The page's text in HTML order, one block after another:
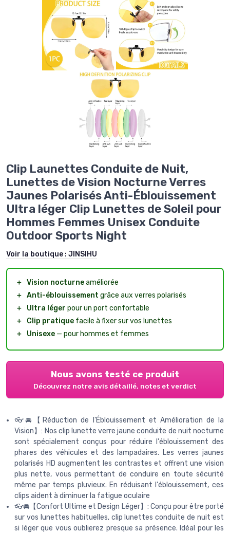
Clip Launettes Conduite de Nuit,
Lunettes de Vision Nocturne Verres
Jaunes Polarisés Anti-Éblouissement
Ultra léger Clip Lunettes de Soleil pour
Hommes Femmes Unisex Conduite
Outdoor Sports Night
Voir la boutique : JINSIHU
＋ Vision nocturneaméliorée
＋ Anti-éblouissement grâce aux verres polarisés
＋
Ultra léger pour un port confortable
＋
Clip pratique facile à fixer sur vos lunettes
＋
Unisexe — pour hommes et femmes
Nous avons testé ce produit
Découvrez notre avis détaillé, notes et verdict
👓🚘【Réduction de l'Éblouissement et Amélioration de la
Vision】: Nos clip lunette verre jaune conduite de nuit nocturne
sont spécialement conçus pour réduire l'éblouissement des
phares des véhicules et des lampadaires. Les verres jaunes
polarisés HD augmentent les contrastes et offrent une vision
plus nette, vous permettant de conduire en toute sécurité
même par temps pluvieux. En réduisant l'éblouissement, ces
clips aident à diminuer la fatigue oculaire
👓🚘【Confort Ultime et Design Léger】: Conçu pour être porté
sur vos lunettes habituelles, clip lunettes conduite de nuit est
si léger que vous oublierez presque sa présence. Idéal pour les